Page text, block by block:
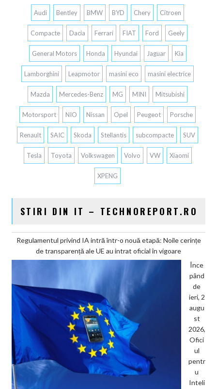
Audi Bentley BMW BYD Chery Citroen
Compacte Dacia Ferrari FIAT Ford Geely
General Motors Honda Hyundai Jaguar Kia
Lamborghini Leapmotor masini eco masini electrice
Mazda Mercedes-Benz MG MINI Mitsubishi
Motorsport NIO Nissan Opel Peugeot Porsche
Renault SAIC Skoda Stellantis subcompacte SUV
Tesla Toyota Volkswagen Volvo VW Xiaomi
XPENG
STIRI DIN IT – TECHNOREPORT.RO
Regulamentul privind IA intră într-o nouă etapă: Noile cerințe
de transparență ale UE au intrat oficial în vigoare
Înce
pând
de
ieri, 2
augu
st
2026,
Ofici
ul
pentr
u
Inteli